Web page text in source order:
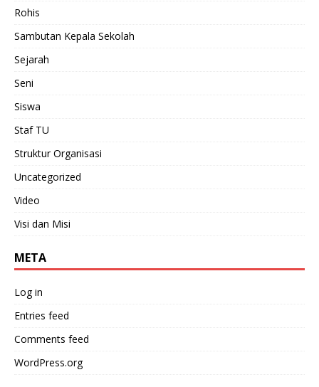
Rohis
Sambutan Kepala Sekolah
Sejarah
Seni
Siswa
Staf TU
Struktur Organisasi
Uncategorized
Video
Visi dan Misi
META
Log in
Entries feed
Comments feed
WordPress.org